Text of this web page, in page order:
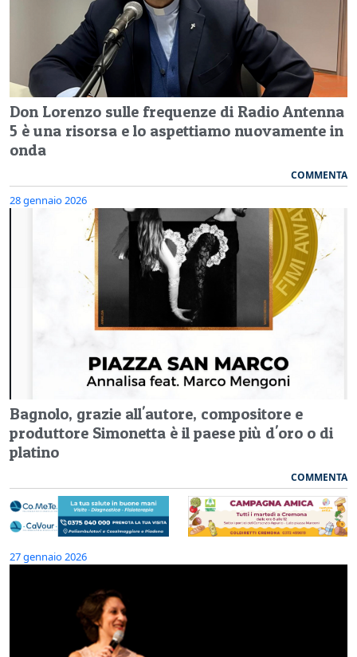
Don Lorenzo sulle frequenze di Radio Antenna
5 è una risorsa e lo aspettiamo nuovamente in
onda
COMMENTA
28 gennaio 2026
Bagnolo, grazie all'autore, compositore e
produttore Simonetta è il paese più d'oro o di
platino
COMMENTA
27 gennaio 2026